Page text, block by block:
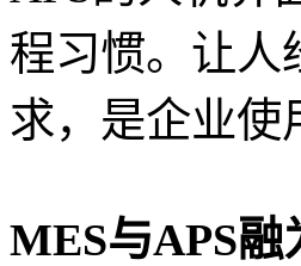
程习惯。让人
求，是企业使
MES与APS融